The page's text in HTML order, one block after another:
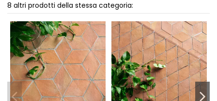
8 altri prodotti della stessa categoria: